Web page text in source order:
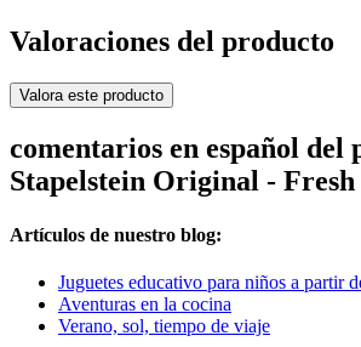
Valoraciones del producto
Valora este producto
comentarios en español del
Stapelstein Original - Fresh
Artículos de nuestro blog:
Juguetes educativo para niños a partir
Aventuras en la cocina
Verano, sol, tiempo de viaje